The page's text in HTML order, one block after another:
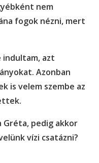
nem
fogok nézni, mert
indultam, azt
Azonban
is velem szembe az
Gréta, pedig akkor
vízi csatázni?